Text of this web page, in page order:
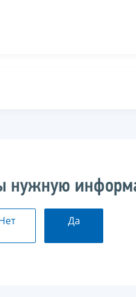
нужную
Да